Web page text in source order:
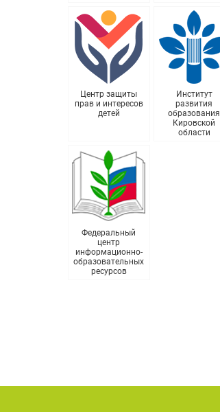
Центр защиты
прав и интересов
детей
Институт
развития
образования
Кировской
области
Федеральный
центр
информационно-
образовательных
ресурсов